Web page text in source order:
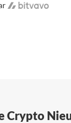
Crypto